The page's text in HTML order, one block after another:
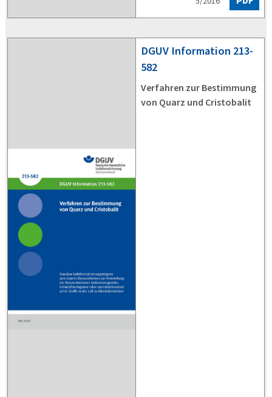
DGUV Information 213-
582
Verfahren zur Bestimmung
von Quarz und Cristobalit